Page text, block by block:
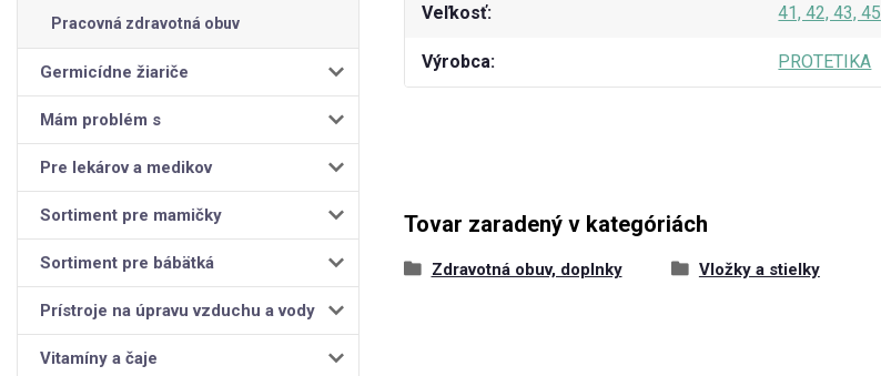
Pracovná zdravotná obuv
Germicídne žiariče
Mám problém s
Pre lekárov a medikov
Sortiment pre mamičky
Sortiment pre bábätká
Prístroje na úpravu vzduchu a vody
Vitamíny a čaje
Veľkosť 41, 42, 43, 45
Výrobca PROTETIKA
Tovar zaradený v kategóriách
Zdravotná obuv, doplnky Vložky a stielky